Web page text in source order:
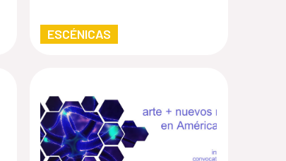
ESCÉNICAS